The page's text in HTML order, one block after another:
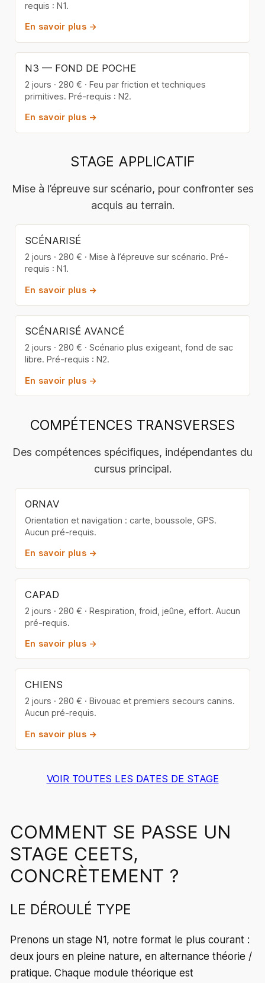
requis : N1.
En savoir plus →
N3 — FOND DE POCHE
2 jours · 280 € · Feu par friction et techniques
primitives. Pré-requis : N2.
En savoir plus →
STAGE APPLICATIF
Mise à l’épreuve sur scénario, pour confronter ses
acquis au terrain.
SCÉNARISÉ
2 jours · 280 € · Mise à l’épreuve sur scénario. Pré-
requis : N1.
En savoir plus →
SCÉNARISÉ AVANCÉ
2 jours · 280 € · Scénario plus exigeant, fond de sac
libre. Pré-requis : N2.
En savoir plus →
COMPÉTENCES TRANSVERSES
Des compétences spécifiques, indépendantes du
cursus principal.
ORNAV
Orientation et navigation : carte, boussole, GPS.
Aucun pré-requis.
En savoir plus →
CAPAD
2 jours · 280 € · Respiration, froid, jeûne, effort. Aucun
pré-requis.
En savoir plus →
CHIENS
2 jours · 280 € · Bivouac et premiers secours canins.
Aucun pré-requis.
En savoir plus →
VOIR TOUTES LES DATES DE STAGE
COMMENT SE PASSE UN
STAGE CEETS,
CONCRÈTEMENT ?
LE DÉROULÉ TYPE
Prenons un stage N1, notre format le plus courant :
deux jours en pleine nature, en alternance théorie /
pratique. Chaque module théorique est